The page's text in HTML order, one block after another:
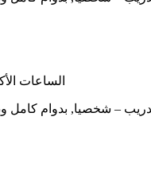
الساعات
– شخصيا, بدوام كامل